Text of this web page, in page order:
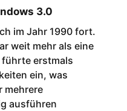
3.0
im Jahr 1990 fort.
weit mehr als eine
erstmals
ein, was
mehrere
ausführen